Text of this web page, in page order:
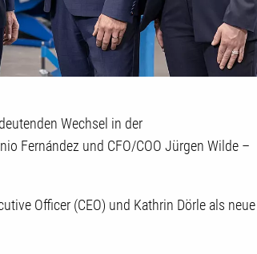
Wechsel in der
Fernández und CFO/COO Jürgen Wilde –
Officer (CEO) und Kathrin Dörle als neue